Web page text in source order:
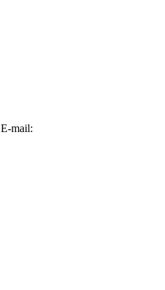
E-mail: